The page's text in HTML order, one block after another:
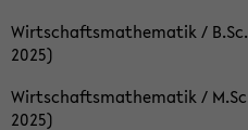
Wirtschaftsmathematik /
2025)
Wirtschaftsmathematik /
2025)